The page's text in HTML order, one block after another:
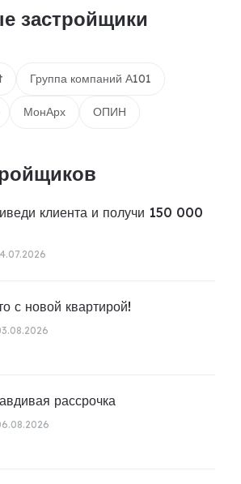
застройщики
Группа компаний А101
МонАрх ОПИН
клиента и получи 150 000
с новой квартирой!
рассрочка